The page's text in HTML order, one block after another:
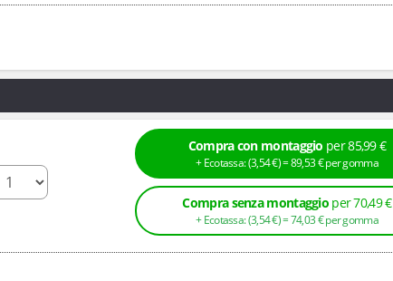
Compra con montaggio per 85,99 €
+ Ecotassa: (3,54€ ) =89,53€per gomma
Compra senza montaggio per 70,49 €
+ Ecotassa: (3,54€ ) =74,03€per gomma